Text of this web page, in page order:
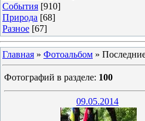
События [910]
Природа [68]
Разное [67]
Главная » Фотоальбом »
Фотографий в разделе: 100
09.05.2014